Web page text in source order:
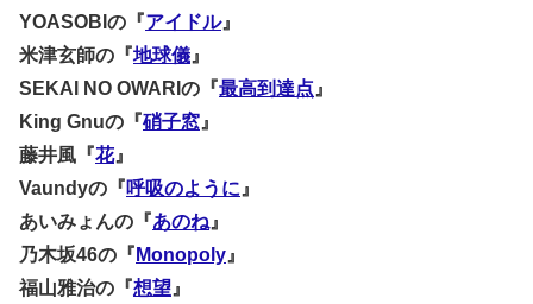
YOASOBIの『アイドル』
米津玄師の『地球儀 』
SEKAI NO OWARIの『最高到達点 』
King Gnuの『硝子窓 』
藤井風『花』
Vaundyの『呼吸のように 』
あいみょんの『あのね 』
乃木坂46の『 Monopoly 』
福山雅治の『想望 』